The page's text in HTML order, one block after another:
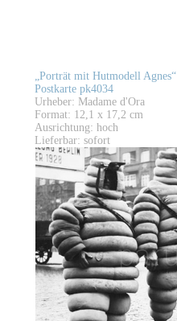
„Porträt mit Hutmodell Agnes“
Postkarte pk4034
Urheber: Madame d'Ora
Format: 12,1 x 17,2 cm
Ausrichtung: hoch
Lieferbar: sofort